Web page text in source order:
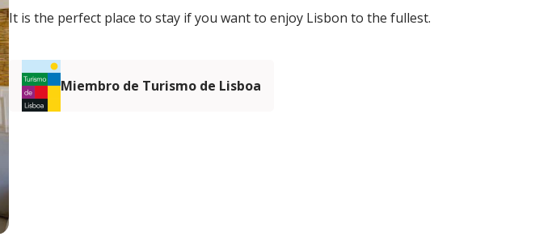
It is the perfect place to stay if you want to enjoy Lisbon to the fullest.
Miembro de Turismo de Lisboa